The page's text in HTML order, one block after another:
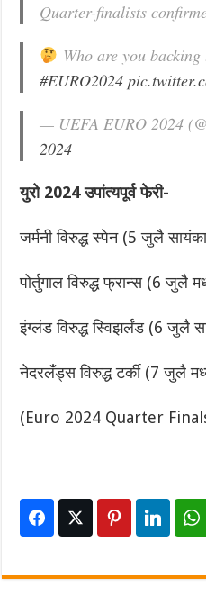
Quarter-finalists
Who are you
#EURO2024
— UEFA EURO 2024
2024
युरो 2024 उपांत्यपूर्व फेरी-
जर्मनी विरुद्ध स्पेन (5 जुलै
पोर्तुगाल विरुद्ध फ्रान्स (6 जुलै
इंग्लंड विरुद्ध स्विझर्लंड (6 जुलै
नेदरलँड्स विरुद्ध टर्की (7 जुलै
(Euro 2024 Quarter